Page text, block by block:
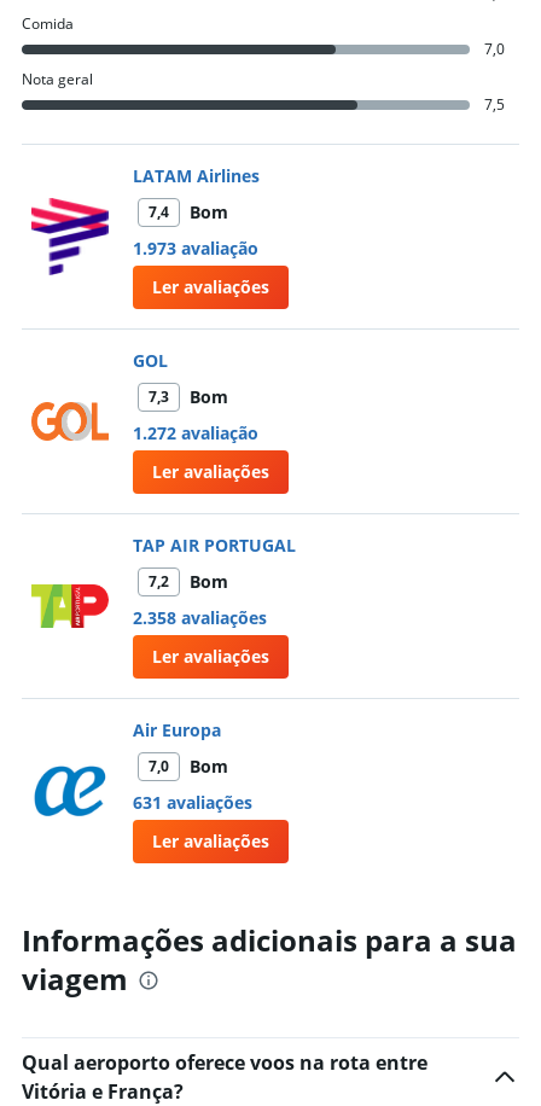
Comida
7,0
Nota geral
7,5
LATAM Airlines
7,4
Bom
1.973 avaliação
Ler avaliações
GOL
7,3
Bom
1.272 avaliação
Ler avaliações
TAP AIR PORTUGAL
7,2
Bom
2.358 avaliações
Ler avaliações
Air Europa
7,0
Bom
631 avaliações
Ler avaliações
Informações adicionais para a sua
viagem
Qual aeroporto oferece voos na rota entre
Vitória e França?